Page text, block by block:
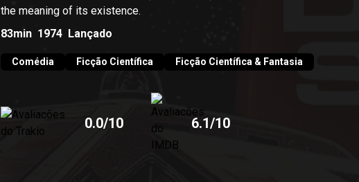
the meaning of its existence.
83min 1974 Lançado
Comédia Ficção Científica Ficção Científica & Fantasia
0.0/10 6.1/10